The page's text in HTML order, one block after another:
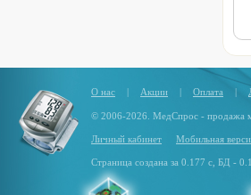
О нас | Акции | Оплата |
© 2006-2026. МедСпрос - продажа
Личный кабинет Мобильная
Страница создана за 0.177 с, БД -